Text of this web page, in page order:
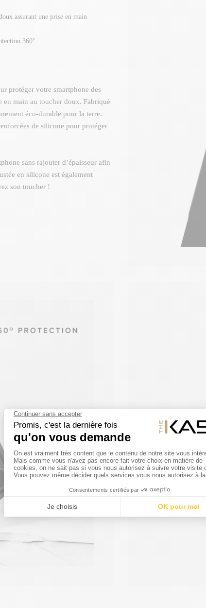
assurant une prise en main
360°
protéger votre smartphone des
en main au toucher doux. Fabriqué
éco-durable pour la terre.
de silicone pour protéger
sans rajouter d’épaisseur afin
en silicone est également
son toucher !